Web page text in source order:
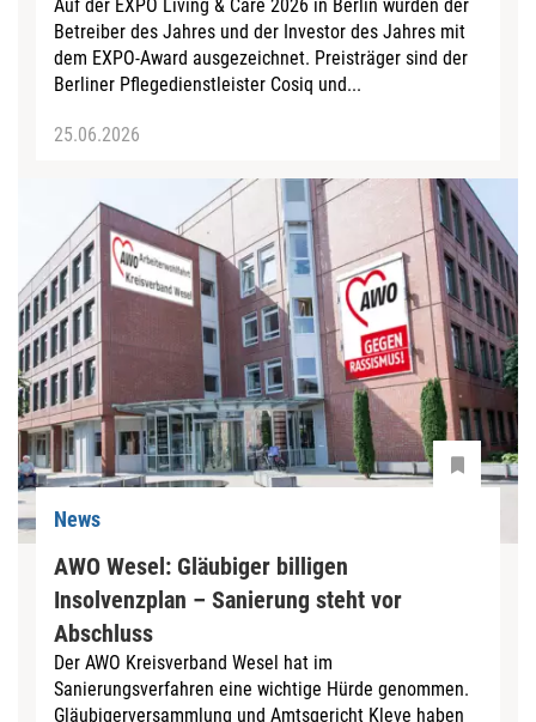
Auf der EXPO Living & Care 2026 in Berlin wurden der
Betreiber des Jahres und der Investor des Jahres mit
dem EXPO-Award ausgezeichnet. Preisträger sind der
Berliner Pflegedienstleister Cosiq und...
25.06.2026
News
AWO Wesel: Gläubiger billigen
Insolvenzplan – Sanierung steht vor
Abschluss
Der AWO Kreisverband Wesel hat im
Sanierungsverfahren eine wichtige Hürde genommen.
Gläubigerversammlung und Amtsgericht Kleve haben